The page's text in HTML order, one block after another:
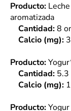
Producto:
aromatizada
Cantidad:8
Calcio (mg):
Producto:
Cantidad: 5.3
Calcio (mg):
Producto: